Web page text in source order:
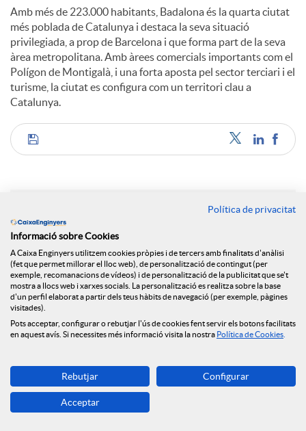
Amb més de 223.000 habitants, Badalona és la quarta ciutat
més poblada de Catalunya i destaca la seva situació
privilegiada, a prop de Barcelona i que forma part de la seva
àrea metropolitana. Amb àrees comercials importants com el
Polígon de Montigalà, i una forta aposta pel sector terciari i el
turisme, la ciutat es configura com un territori clau a
Catalunya.
C
m
p
a
r
t
Notícies relacionades
NEWS & YOU núm.12
Caixa Enginyers segueix obrint oficines i arriba a
Caixa Enginyers preveu una segona meitat del
l’estabilitat econòmica
Caixa Enginyers preveu una segona meitat del
2026 marcada per la volatilitat geopolítica i
Política de privacitat
Informació sobre Cookies
A Caixa Enginyers utilitzem cookies pròpies i de tercers amb finalitats d'anàlisi
(fet que permet millorar el lloc web), de personalització de contingut (per
exemple, recomanacions de vídeos) i de personalització de la publicitat que se't
mostra a llocs web i xarxes socials. La personalització es realitza sobre la base
d'un perfil elaborat a partir dels teus hàbits de navegació (per exemple, pàgines
visitades).
Pots acceptar, configurar o rebutjar l'ús de cookies fent servir els botons facilitats
en aquest avís. Si necessites més informació visita la nostra Política de Cookies
Rebutjar Configurar
Acceptar